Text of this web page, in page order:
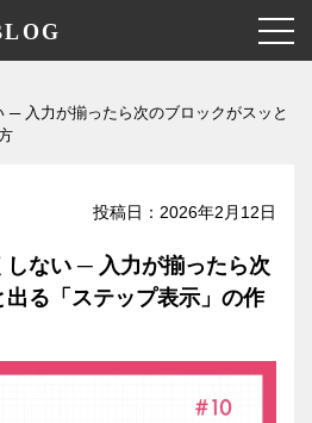
─ 入力が揃ったら次のブロックがスッと
投稿日： 2026年2月12日
ない ─ 入力が揃ったら次
る「ステップ表示」の作